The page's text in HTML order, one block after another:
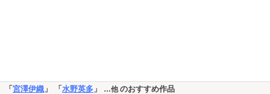
「宮澤伊織 」 「水野英多 」 …他のおすすめ作品